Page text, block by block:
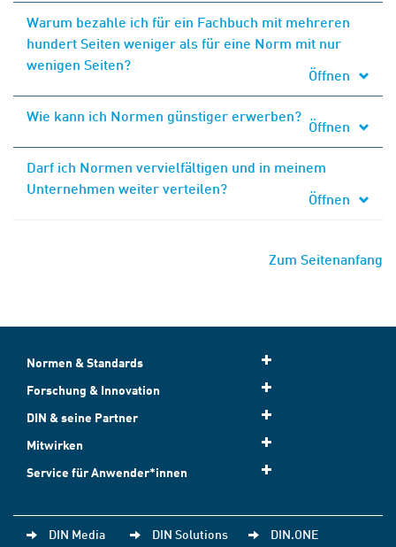
Warum bezahle ich für ein Fachbuch mit mehreren
hundert Seiten weniger als für eine Norm mit nur
wenigen Seiten?
Öffnen
Wie kann ich Normen günstiger erwerben?
Öffnen
Darf ich Normen vervielfältigen und in meinem
Unternehmen weiter verteilen?
Öffnen
Zum Seitenanfang
Normen & Standards
Forschung & Innovation
DIN & seine Partner
Mitwirken
Service für Anwender*innen
DIN Media DIN Solutions DIN.ONE